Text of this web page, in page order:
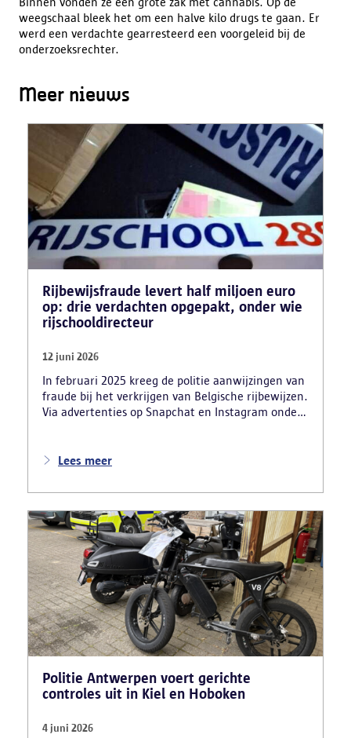
weegschaal bleek het om een halve kilo drugs te gaan. Er
werd een verdachte gearresteerd een voorgeleid bij de
onderzoeksrechter.
Meer nieuws
Rijbewijsfraude levert half miljoen euro
op: drie verdachten opgepakt, onder wie
rijschooldirecteur
12 juni 2026
In februari 2025 kreeg de politie aanwijzingen van
fraude bij het verkrijgen van Belgische rijbewijzen.
Via advertenties op Snapchat en Instagram onder
aan. Daarnaast maakten zij reclame voor het
effectief lessen te volgen en voor fraude bij
bracht ook een rijschooldirecteur in beeld die
examenfraude organiseerde,
bekwaamheidsattesten afleverde zonder vereiste
opleiding en een vervalst uittreksel uit het
strafregister gebruikte.
Lees meer
Politie Antwerpen voert gerichte
controles uit in Kiel en Hoboken
4 juni 2026